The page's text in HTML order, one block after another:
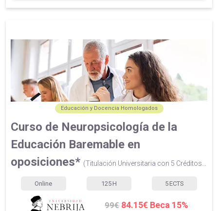
Educación y Docencia Homologados
Curso de Neuropsicología de la
Educación Baremable en
oposiciones* (Titulación Universitaria con 5 Créditos...
Online 125 H 5 ECTS
99€ 84.15€ Beca 15%